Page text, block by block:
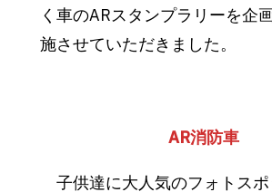
く車のARスタンプラリーを企
施させていただきました。
AR消防車
子供達に大人気のフォトスポ